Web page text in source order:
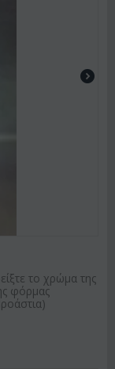
το χρώμα της
φόρμας